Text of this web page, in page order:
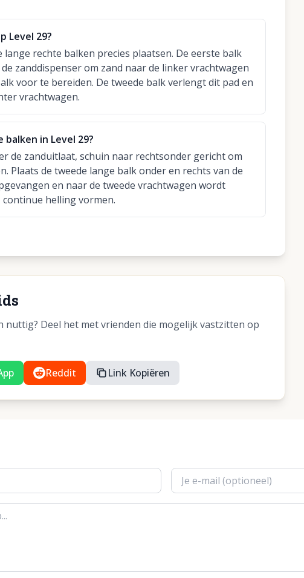
Level 29?
rechte balken precies plaatsen. De eerste balk
zanddispenser om zand naar de linker vrachtwagen
voor te bereiden. De tweede balk verlengt dit pad en
vrachtwagen.
in Level 29?
de zanduitlaat, schuin naar rechtsonder gericht om
Plaats de tweede lange balk onder en rechts van de
en naar de tweede vrachtwagen wordt
continue helling vormen.
nuttig? Deel het met vrienden die mogelijk vastzitten op
Reddit Link Kopiëren